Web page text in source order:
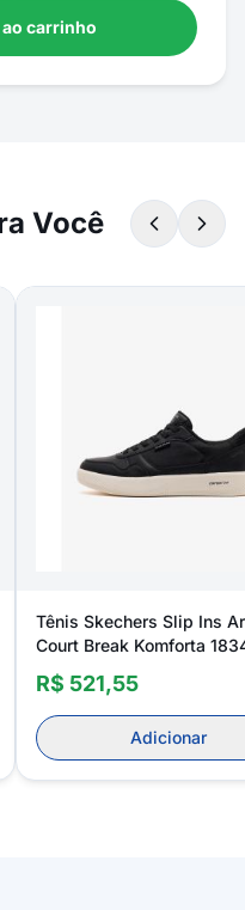
carrinho
Você
Tênis Skechers Slip Ins
Court Break Komforta
Masculino
R$ 521,55
Adicionar